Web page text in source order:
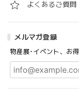
よくあるご質問
メルマガ登録
物産展･イベント、お